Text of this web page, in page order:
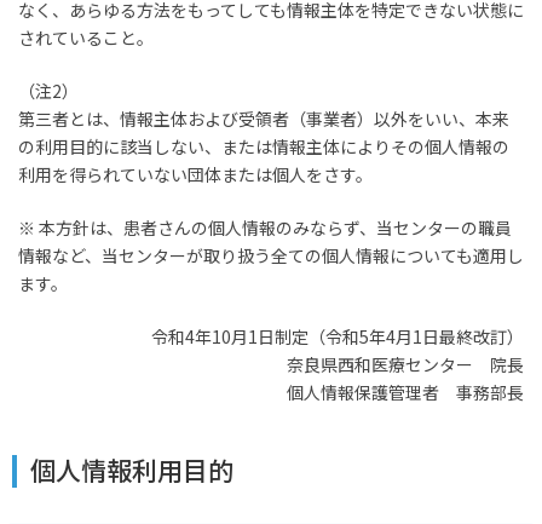
なく、あらゆる方法をもってしても情報主体を特定できない状態に
されていること。
（注2）
第三者とは、情報主体および受領者（事業者）以外をいい、本来
の利用目的に該当しない、または情報主体によりその個人情報の
利用を得られていない団体または個人をさす。
※ 本方針は、患者さんの個人情報のみならず、当センターの職員
情報など、当センターが取り扱う全ての個人情報についても適用し
ます。
令和4年10月1日制定（令和5年4月1日最終改訂）
奈良県西和医療センター 院長
個人情報保護管理者 事務部長
個人情報利用目的